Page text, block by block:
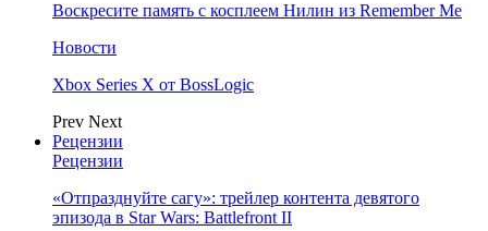
Воскресите память с косплеем Нилин из Remember Me
Новости
Xbox Series X от BossLogic
Prev Next
Рецензии
Рецензии
«Отпразднуйте сагу»: трейлер контента девятого
эпизода в Star Wars: Battlefront II